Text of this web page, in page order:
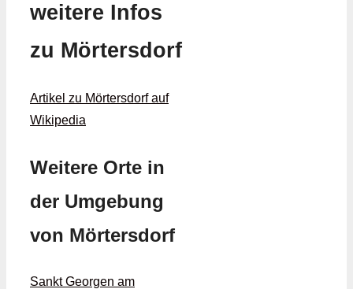
weitere Infos
zu Mörtersdorf
Artikel zu Mörtersdorf auf
Wikipedia
Weitere Orte in
der Umgebung
von Mörtersdorf
Sankt Georgen am